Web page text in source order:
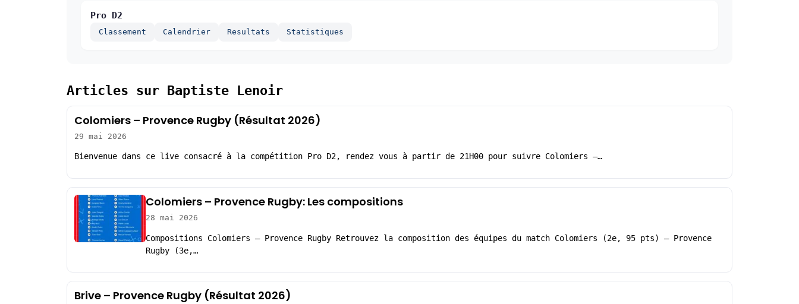
Pro D2
Classement Calendrier Resultats Statistiques
Articles sur Baptiste Lenoir
Colomiers – Provence Rugby (Résultat 2026)
29 mai 2026
Bienvenue dans ce live consacré à la compétition Pro D2, rendez vous à partir de 21H00 pour suivre Colomiers –…
Colomiers – Provence Rugby: Les compositions
28 mai 2026
Compositions Colomiers – Provence Rugby Retrouvez la composition des équipes du match Colomiers (2e, 95 pts) – Provence
Rugby (3e,…
Brive – Provence Rugby (Résultat 2026)